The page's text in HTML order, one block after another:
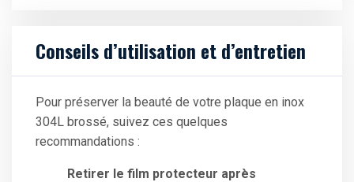
Conseils d’utilisation et d’entretien
Pour préserver la beauté de votre plaque en inox
304L brossé, suivez ces quelques
recommandations :
Retirer le film protecteur après